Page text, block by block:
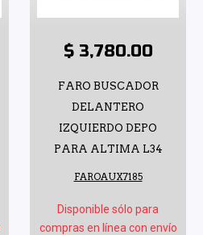
$ 3,780.00
FARO BUSCADOR
DELANTERO
IZQUIERDO DEPO
PARA ALTIMA L34
FAROAUX7185
Disponible sólo para
compras en línea con envío